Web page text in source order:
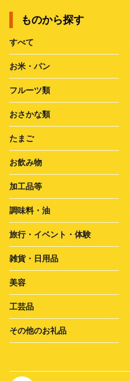
ものから探す
すべて
お米・パン
フルーツ類
おさかな類
たまご
お飲み物
加工品等
調味料・油
旅行・イベント・体験
雑貨・日用品
美容
工芸品
その他のお礼品